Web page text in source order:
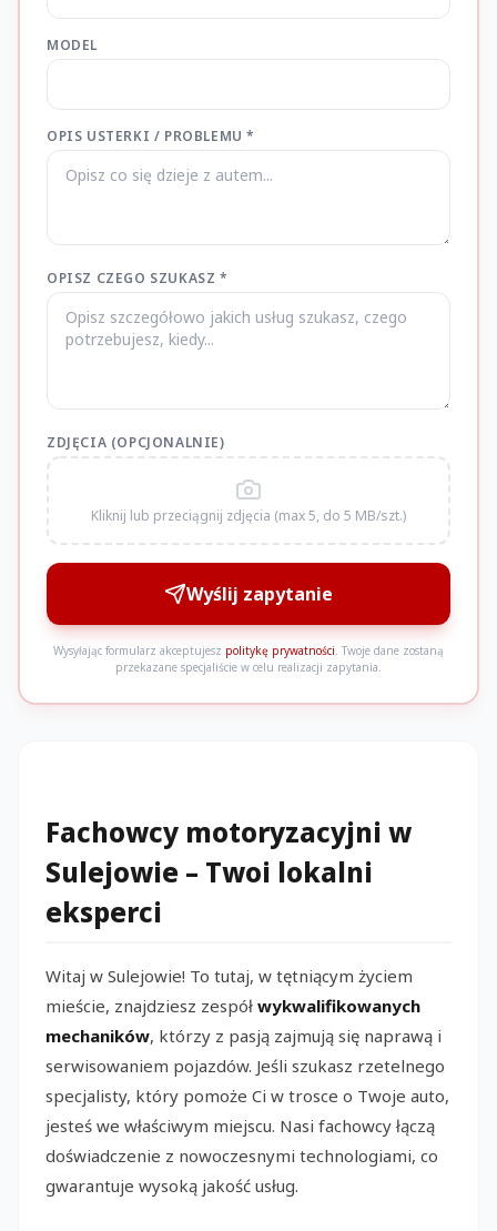
MODEL
OPIS USTERKI / PROBLEMU *
OPISZ CZEGO SZUKASZ *
ZDJĘCIA (OPCJONALNIE)
Kliknij lub przeciągnij zdjęcia (max 5, do 5 MB/szt.)
Wyślij zapytanie
Wysyłając formularz akceptujesz politykę prywatności. Twoje dane zostaną
przekazane specjaliście w celu realizacji zapytania.
Fachowcy motoryzacyjni w
Sulejowie – Twoi lokalni
eksperci
Witaj w Sulejowie! To tutaj, w tętniącym życiem
mieście, znajdziesz zespół wykwalifikowanych
mechaników, którzy z pasją zajmują się naprawą i
serwisowaniem pojazdów. Jeśli szukasz rzetelnego
specjalisty, który pomoże Ci w trosce o Twoje auto,
jesteś we właściwym miejscu. Nasi fachowcy łączą
doświadczenie z nowoczesnymi technologiami, co
gwarantuje wysoką jakość usług.